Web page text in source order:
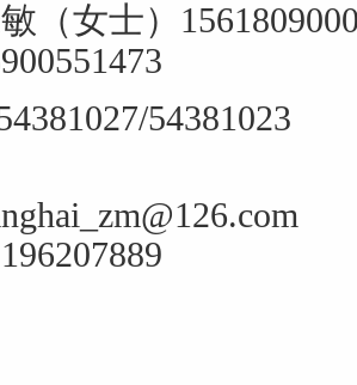
（女士）
54381027/
196207889